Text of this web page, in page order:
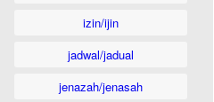
izin/ijin
jadwal/jadual
jenazah/jenasah